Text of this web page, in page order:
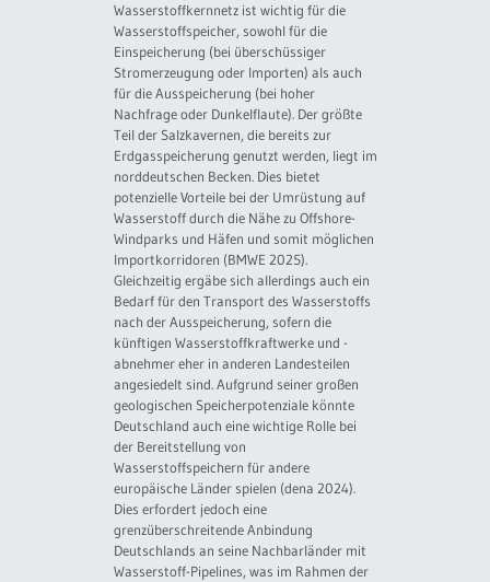
Wasserstoffkernnetz ist wichtig für die
Wasserstoffspeicher, sowohl für die
Einspeicherung (bei überschüssiger
Stromerzeugung oder Importen) als auch
für die Ausspeicherung (bei hoher
Nachfrage oder Dunkelflaute). Der größte
Teil der Salzkavernen, die bereits zur
Erdgasspeicherung genutzt werden, liegt im
norddeutschen Becken. Dies bietet
potenzielle Vorteile bei der Umrüstung auf
Wasserstoff durch die Nähe zu Offshore-
Windparks und Häfen und somit möglichen
Importkorridoren (BMWE 2025).
Gleichzeitig ergäbe sich allerdings auch ein
Bedarf für den Transport des Wasserstoffs
nach der Ausspeicherung, sofern die
künftigen Wasserstoffkraftwerke und -
abnehmer eher in anderen Landesteilen
angesiedelt sind. Aufgrund seiner großen
geologischen Speicherpotenziale könnte
Deutschland auch eine wichtige Rolle bei
der Bereitstellung von
Wasserstoffspeichern für andere
europäische Länder spielen (dena 2024).
Dies erfordert jedoch eine
grenzüberschreitende Anbindung
Deutschlands an seine Nachbarländer mit
Wasserstoff-Pipelines, was im Rahmen der